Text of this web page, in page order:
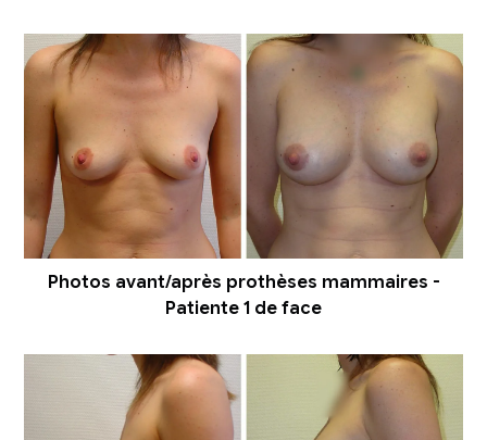
Photos avant/après prothèses mammaires -
Patiente 1 de face